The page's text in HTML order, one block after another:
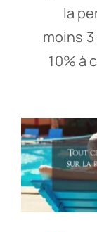
la
moins
10% à